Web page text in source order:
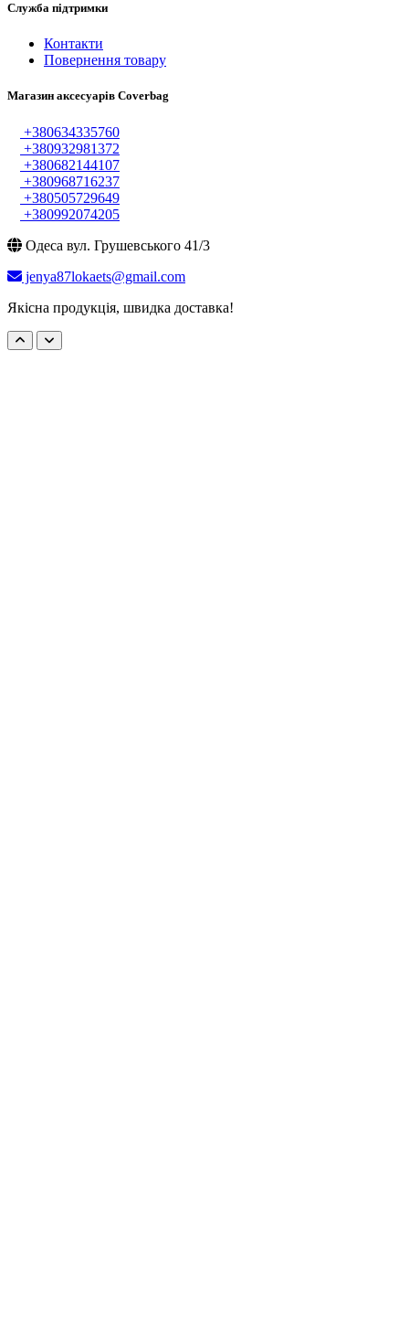
Служба підтримки
Контакти
Повернення товару
Магазин аксесуарів Coverbag
+380634335760
+380932981372
+380682144107
+380968716237
+380505729649
+380992074205
Одеса вул. Грушевського 41/3
jenya87lokaets@gmail.com
Якісна продукція, швидка доставка!